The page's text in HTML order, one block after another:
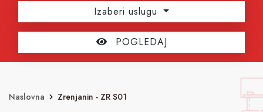
Izaberi uslugu
POGLEDAJ
Naslovna Zrenjanin - ZR S01